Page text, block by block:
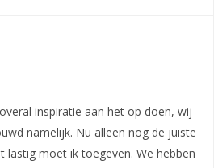
inspiratie aan het op doen, wij
namelijk. Nu alleen nog de juiste
lastig moet ik toegeven. We hebben